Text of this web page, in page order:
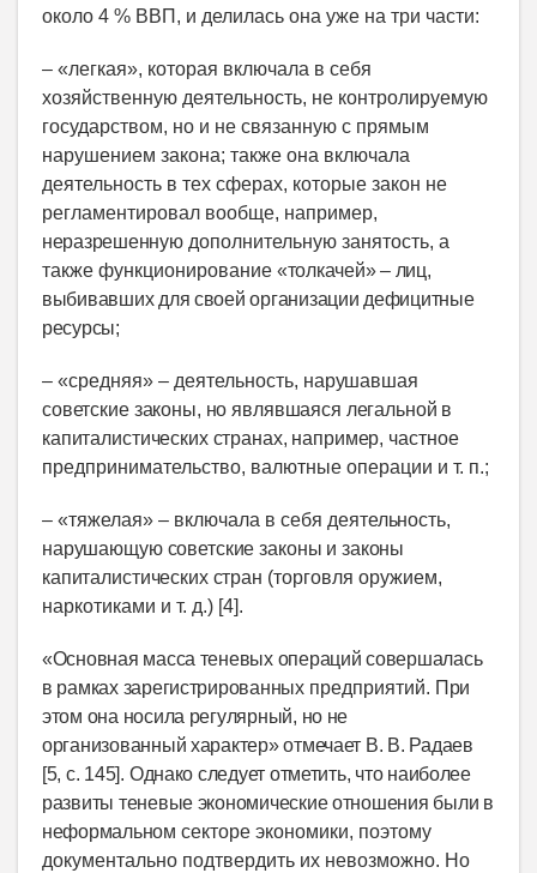
около 4 % ВВП, и делилась она уже на три части:
– «легкая», которая включала в себя
хозяйственную деятельность, не контролируемую
государством, но и не связанную с прямым
нарушением закона; также она включала
деятельность в тех сферах, которые закон не
регламентировал вообще, например,
неразрешеннуюдополнительную занятость, а
также функционирование «толкачей» – лиц,
выбивавших для своей организации дефицитные
ресурсы;
– «средняя» – деятельность, нарушавшая
советские законы, но являвшаяся легальной в
капиталистических странах, например, частное
предпринимательство, валютные операции и т. п.;
– «тяжелая» – включала в себя деятельность,
нарушающую советские законы и законы
капиталистических стран (торговля оружием,
наркотиками и т. д.) [4].
«Основная масса теневых операций совершалась
в рамках зарегистрированныхпредприятий. При
этом она носила регулярный, но не
организованный характер» отмечает В. В. Радаев
[5, c. 145]. Однако следует отметить, что наиболее
развиты теневые экономические отношения были в
неформальном секторе экономики, поэтому
документально подтвердить их невозможно. Но